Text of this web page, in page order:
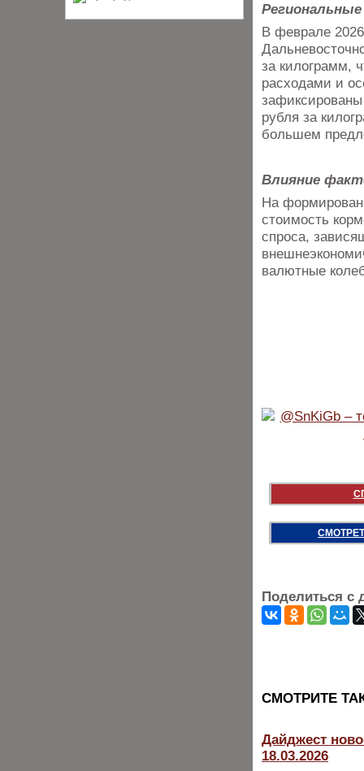
В феврале
за килограмм,
расходами и
рубля за
большем
Влияние
На
стоимость
спроса,
валютные
Поделиться с
CМОТРИТЕ
Дайджест
18.03.2026